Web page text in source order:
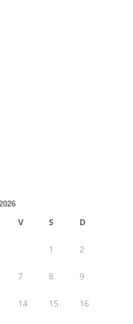
V S D
1 2
7 8 9
14 15 16